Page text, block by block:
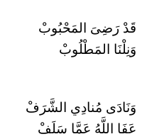
قَدْ رَضِىَ المَحْبُوبْ
وَنِلْنَا المَطْلُوبْ
وَنَادَى مُنادِي الشَّرَفْ
عَفَا اللَّهُ عَمَّا سَلَفْ